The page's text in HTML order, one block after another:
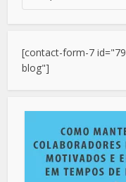
[contact-form-7
blog"]